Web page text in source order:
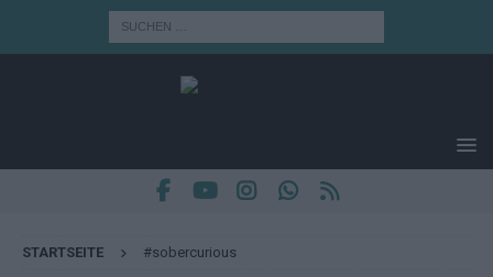
STARTSEITE #sobercurious